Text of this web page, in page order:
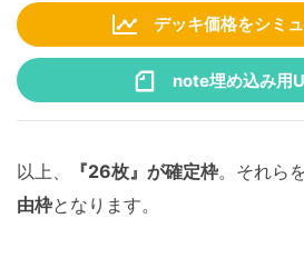
デッキ価格をシミ
note埋め込み用
以上、 『26枚』が確定枠。それら
由枠となります。